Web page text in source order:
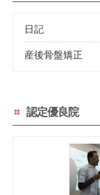
日記
産後骨盤矯正
認定優良院